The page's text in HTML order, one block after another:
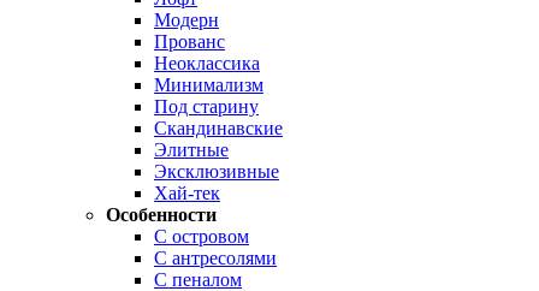
Модерн
Прованс
Неоклассика
Минимализм
Под старину
Скандинавские
Элитные
Эксклюзивные
Хай-тек
Особенности
С островом
С антресолями
С пеналом